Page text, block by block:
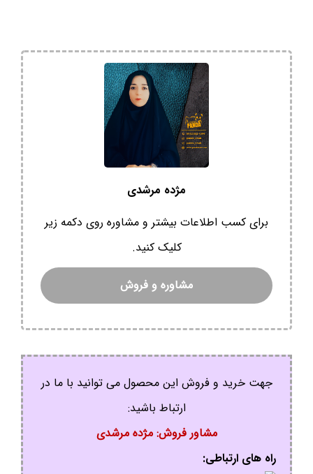
مژده مرشدی
برای کسب اطلاعات بیشتر و مشاوره روی دکمه زیر
کلیک کنید.
مشاوره و فروش
جهت خرید و فروش این محصول می توانید با ما در
ارتباط باشید:
مشاور فروش: مژده مرشدی
راه های ارتباطی: